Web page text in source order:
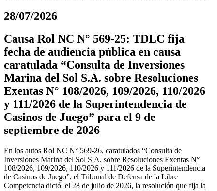
28/07/2026
Causa Rol NC N° 569-25: TDLC fija
fecha de audiencia pública en causa
caratulada “Consulta de Inversiones
Marina del Sol S.A. sobre Resoluciones
Exentas N° 108/2026, 109/2026, 110/2026
y 111/2026 de la Superintendencia de
Casinos de Juego” para el 9 de
septiembre de 2026
En los autos Rol NC N° 569-26, caratulados “Consulta de
Inversiones Marina del Sol S.A. sobre Resoluciones Exentas N°
108/2026, 109/2026, 110/2026 y 111/2026 de la Superintendencia
de Casinos de Juego”, el Tribunal de Defensa de la Libre
Competencia dictó, el 28 de julio de 2026, la resolución que fija la